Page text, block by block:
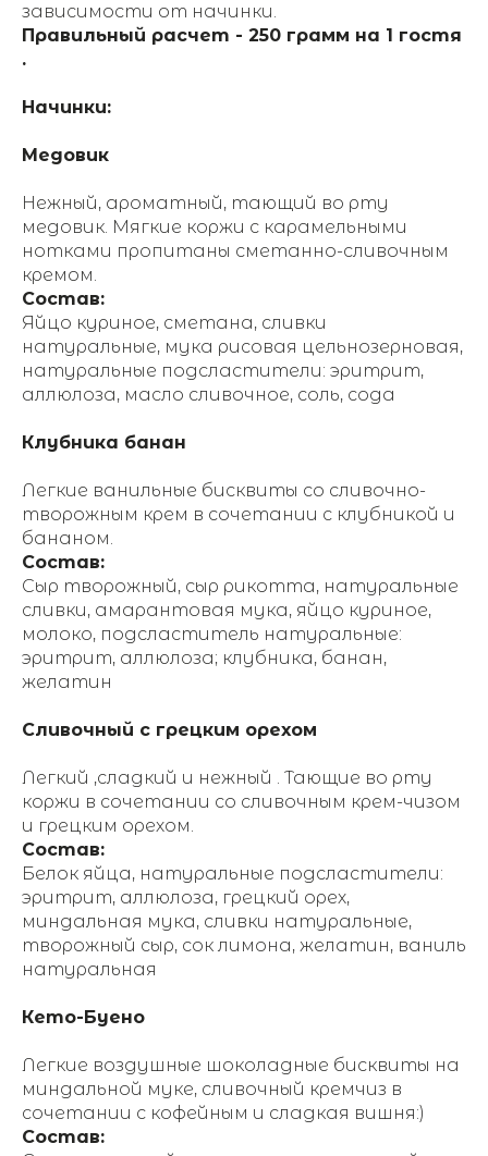
зависимости от начинки.
Правильный расчет - 250 грамм на 1 гостя
.
Начинки:
Медовик
Нежный, ароматный, тающий во рту
медовик. Мягкие коржи с карамельными
нотками пропитаны сметанно-сливочным
кремом.
Состав:
Яйцо куриное, сметана, сливки
натуральные, мука рисовая цельнозерновая,
натуральные подсластители: эритрит,
аллюлоза, масло сливочное, соль, сода
Клубника банан
Легкие ванильные бисквиты со сливочно-
творожным крем в сочетании с клубникой и
бананом.
Состав:
Сыр творожный, сыр рикотта, натуральные
сливки, амарантовая мука, яйцо куриное,
молоко, подсластитель натуральные:
эритрит, аллюлоза; клубника, банан,
желатин
Сливочный с грецким орехом
Легкий ,сладкий и нежный . Тающие во рту
коржи в сочетании со сливочным крем-чизом
и грецким орехом.
Состав:
Белок яйца, натуральные подсластители:
эритрит, аллюлоза, грецкий орех,
миндальная мука, сливки натуральные,
творожный сыр, сок лимона, желатин, ваниль
натуральная
Кето-Буено
Легкие воздушные шоколадные бисквиты на
миндальной муке, сливочный кремчиз в
сочетании с кофейным и сладкая вишня:)
Состав: